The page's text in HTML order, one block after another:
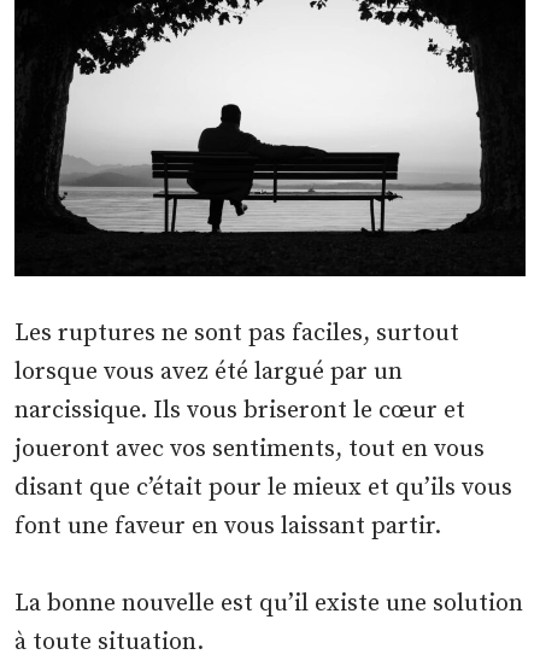
Les ruptures ne sont pas faciles, surtout
lorsque vous avez été largué par un
narcissique. Ils vous briseront le cœur et
joueront avec vos sentiments, tout en vous
disant que c’était pour le mieux et qu’ils vous
font une faveur en vous laissant partir.
La bonne nouvelle est qu’il existe une solution
à toute situation.